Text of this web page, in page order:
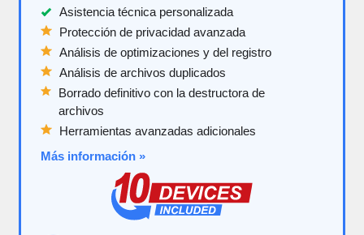
Asistencia técnica personalizada
Protección de privacidad avanzada
Análisis de optimizaciones y del registro
Análisis de archivos duplicados
Borrado definitivo con la destructora de
archivos
Herramientas avanzadas adicionales
Más información »